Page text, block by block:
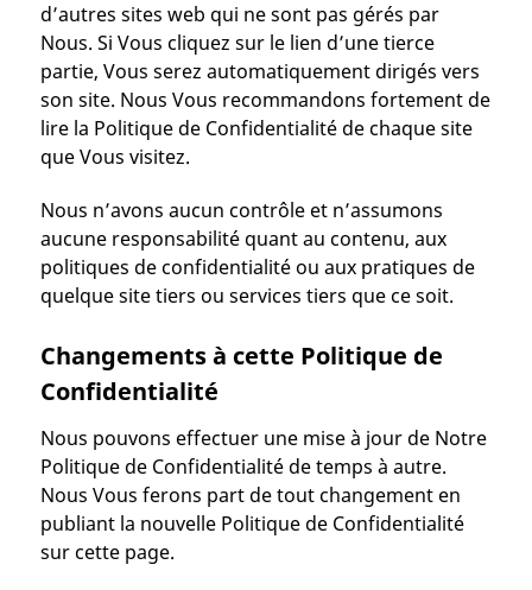
d’autres sites web qui ne sont pas gérés par
Nous. Si Vous cliquez sur le lien d’une tierce
partie, Vous serez automatiquement dirigés vers
son site. Nous Vous recommandons fortement de
lire la Politique de Confidentialité de chaque site
que Vous visitez.
Nous n’avons aucun contrôle et n’assumons
aucune responsabilité quant au contenu, aux
politiques de confidentialité ou aux pratiques de
quelque site tiers ou services tiers que ce soit.
Changements à cette Politique de
Confidentialité
Nous pouvons effectuer une mise à jour de Notre
Politique de Confidentialité de temps à autre.
Nous Vous ferons part de tout changement en
publiant la nouvelle Politique de Confidentialité
sur cette page.